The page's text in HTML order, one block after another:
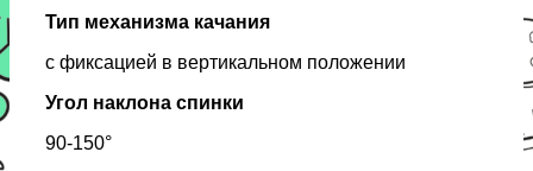
Тип механизма качания
с фиксацией в вертикальном положении
Угол наклона спинки
90-150°